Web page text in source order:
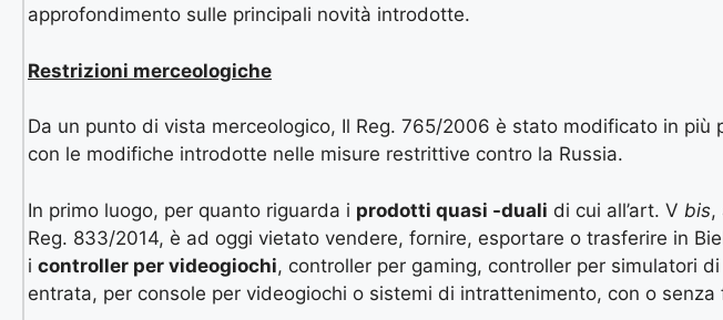
approfondimento sulle principali novità introdotte.
Restrizioni merceologiche
Da un punto di vista merceologico, Il Reg. 765/2006 è stato modificato in
con le modifiche introdotte nelle misure restrittive contro la Russia.
In primo luogo, per quanto riguarda i prodotti quasi -duali di cui all’art. V bis,
Reg. 833/2014, è ad oggi vietato vendere, fornire, esportare o trasferire in
i controller per videogiochi, controller per gaming, controller per simulatori
entrata, per console per videogiochi o sistemi di intrattenimento, con o senza